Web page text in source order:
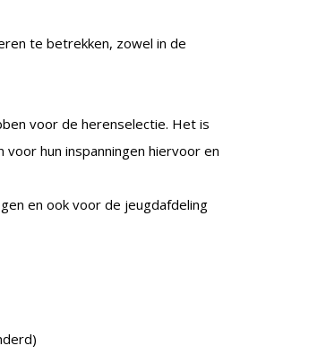
te betrekken, zowel in de
voor de herenselectie. Het is
voor hun inspanningen hiervoor en
en ook voor de jeugdafdeling